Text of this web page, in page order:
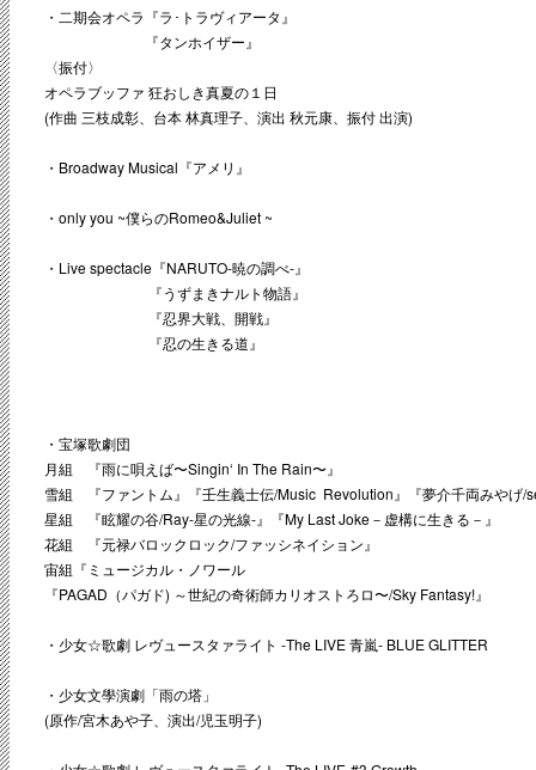
・二期会オペラ『ラ･トラヴィアータ』
『タンホイザー』
〈振付〉
オペラブッファ 狂おしき真夏の１日
(作曲 三枝成彰、台本 林真理子、演出 秋元康、振付 出演)
・Broadway Musical『アメリ』
・only you ~僕らのRomeo&Juliet ~
・Live spectacle『NARUTO-暁の調べ-』
『うずまきナルト物語』
『忍界大戦、開戦』
『忍の生きる道』
・宝塚歌劇団
月組 『雨に唄えば〜Singin‘ In The Rain〜』
雪組 『ファントム』『壬生義士伝/Music Revolution』『夢介千両みやげ/
星組 『眩耀の谷/Ray-星の光線-』『My Last Joke－虚構に生きる－』
花組 『元禄バロックロック/ファッシネイション』
宙組『ミュージカル・ノワール
『PAGAD（パガド) ～世紀の奇術師カリオストろロ〜/Sky Fantasy!』
・少女☆歌劇 レヴュースタァライト -The LIVE 青嵐- BLUE GLITTER
・少女文學演劇「雨の塔」
(原作/宮木あや子、演出/児玉明子)